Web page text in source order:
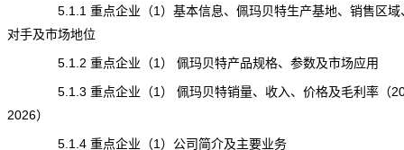
5.1.1 重点企业（1）基本信息、佩玛贝特生产基地、销售区域
对手及市场地位
5.1.2 重点企业（1） 佩玛贝特产品规格、参数及市场应用
5.1.3 重点企业（1） 佩玛贝特销量、收入、价格及毛利率（
2026）
5.1.4 重点企业（1）公司简介及主要业务